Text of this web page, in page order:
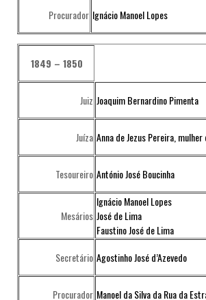
Procurador Ignácio Manoel Lopes
1849 – 1850
Juiz Joaquim Bernardino Pimenta
Juíza Anna de Jezus Pereira,
Tesoureiro António José Boucinha
Mesários
Ignácio Manoel Lopes
José de Lima
Faustino José de Lima
Secretário Agostinho José d’Azevedo
Procurador Manoel da Silva da Rua da